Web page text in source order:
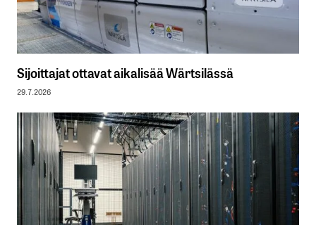
Sijoittajat ottavat aikalisää Wärtsilässä
29.7.2026